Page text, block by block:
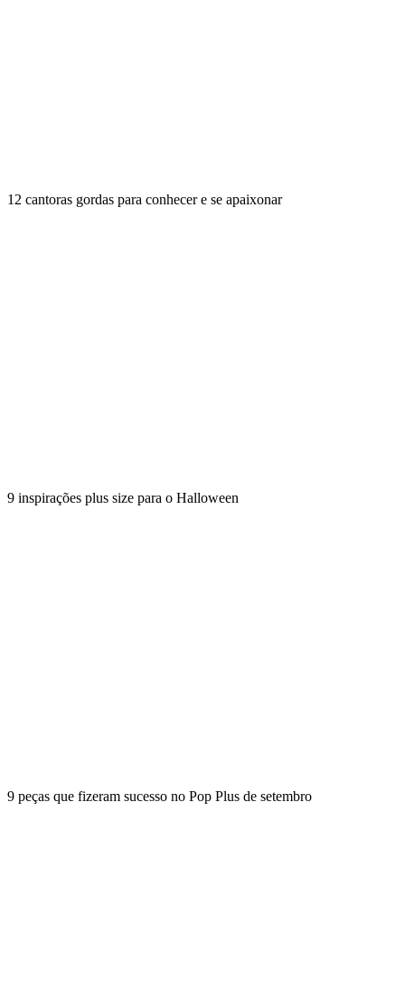
12 cantoras gordas para conhecer e se apaixonar
9 inspirações plus size para o Halloween
9 peças que fizeram sucesso no Pop Plus de setembro